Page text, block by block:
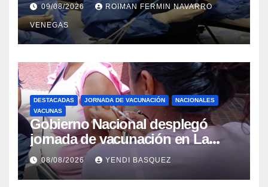
Retrógrada Endoscópica para
beneficiar a cientos de pacientes
09/08/2026 ROIMAN FERMIN NAVARRO
VENEGAS
DESTACADAS JORNADA DE VACUNACIÓN
NACIONALES
VACUNAS
Gobierno Nacional desplegó
jornada de vacunación en La
Guaira para garantizar protección
epidemiológica
08/08/2026 YENDI BASQUEZ